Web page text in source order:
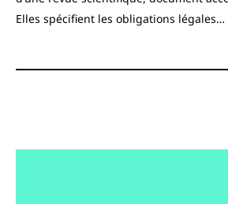
Elles spécifient les obligations légales…